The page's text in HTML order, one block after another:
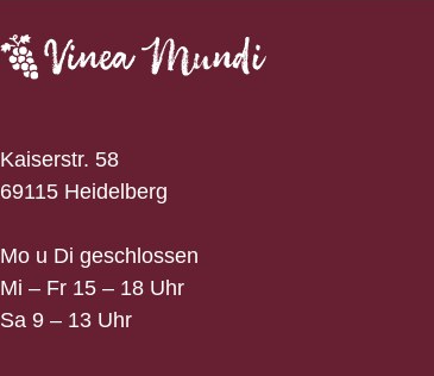
Kaiserstr. 58
69115 Heidelberg
Mo u Di geschlossen
Mi – Fr 15 – 18 Uhr
Sa 9 – 13 Uhr